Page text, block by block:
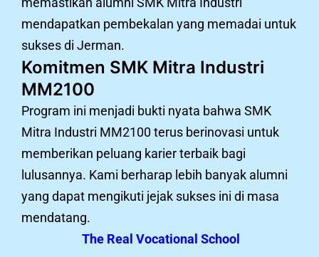
mendapatkan pembekalan yang memadai untuk
sukses di Jerman.
Komitmen SMK Mitra Industri
MM2100
Program ini menjadi bukti nyata bahwa SMK
Mitra Industri MM2100 terus berinovasi untuk
memberikan peluang karier terbaik bagi
lulusannya. Kami berharap lebih banyak alumni
yang dapat mengikuti jejak sukses ini di masa
mendatang.
The Real Vocational School